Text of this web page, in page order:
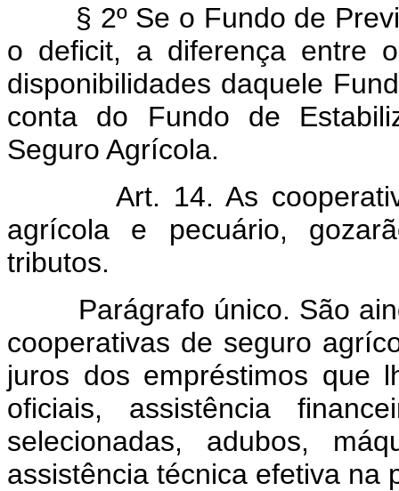
§ 2º Se o Fundo de
o deficit, a diferença entre
disponibilidades daquele
conta do Fundo de
Seguro Agrícola.
Art. 14. As
agrícola e pecuário,
tributos.
Parágrafo único. São
cooperativas de seguro
juros dos empréstimos que
oficiais, assistência
selecionadas, adubos,
assistência técnica efetiva na